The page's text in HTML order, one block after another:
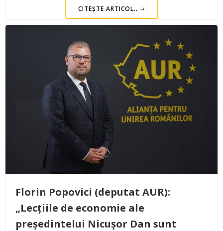
CITEȘTE ARTICOL..
Florin Popovici (deputat AUR):
„Lecțiile de economie ale
președintelui Nicușor Dan sunt